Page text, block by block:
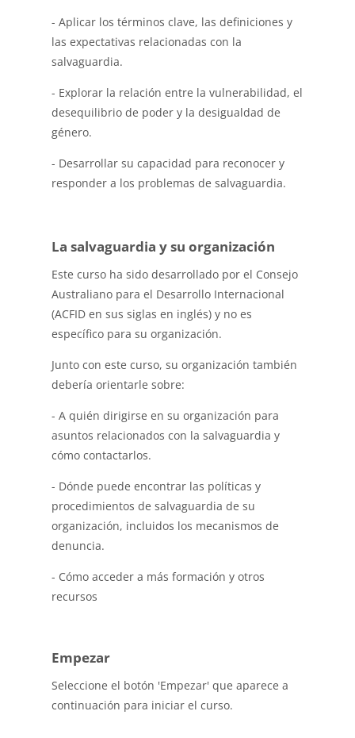
- Aplicar los términos clave, las definiciones y
las expectativas relacionadas con la
salvaguardia.
- Explorar la relación entre la vulnerabilidad, el
desequilibrio de poder y la desigualdad de
género.
- Desarrollar su capacidad para reconocer y
responder a los problemas de salvaguardia.
La salvaguardia y su organización
Este curso ha sido desarrollado por el Consejo
Australiano para el Desarrollo Internacional
(ACFID en sus siglas en inglés) y no es
específico para su organización.
Junto con este curso, su organización también
debería orientarle sobre:
- A quién dirigirse en su organización para
asuntos relacionados con la salvaguardia y
cómo contactarlos.
- Dónde puede encontrar las políticas y
procedimientos de salvaguardia de su
organización, incluidos los mecanismos de
denuncia.
- Cómo acceder a más formación y otros
recursos
Empezar
Seleccione el botón 'Empezar' que aparece a
continuación para iniciar el curso.